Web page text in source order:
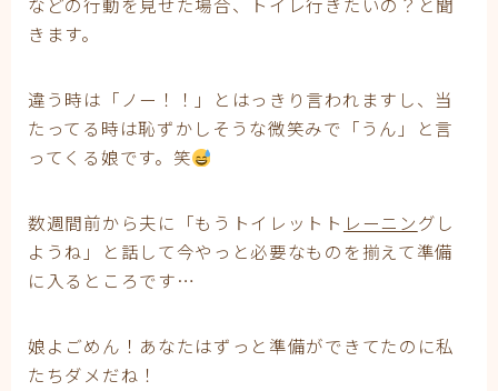
きます。
違う時は「ノー！！」とはっきり言われますし、当
たってる時は恥ずかしそうな微笑みで「うん」と言
ってくる娘です。笑
数週間前から夫に「もうトイレットト レーニングし
ようね」と話して今やっと必要なものを揃えて準備
に入るところです…
娘よごめん！あなたはずっと準備ができてたのに私
たちダメだね！